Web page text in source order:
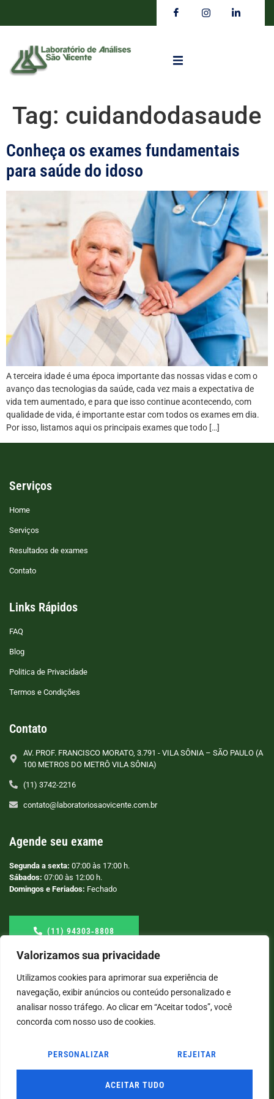
Valorizamos sua privacidade
Utilizamos cookies para aprimorar sua experiência de
navegação, exibir anúncios ou conteúdo personalizado e
analisar nosso tráfego. Ao clicar em “Aceitar todos”, você
concorda com nosso uso de cookies.
PERSONALIZAR REJEITAR
ACEITAR TUDO
Tag: cuidandodasaude
Conheça os exames fundamentais
para saúde do idoso
A terceira idade é uma época importante das nossas vidas e com o
avanço das tecnologias da saúde, cada vez mais a expectativa de
vida tem aumentado, e para que isso continue acontecendo, com
qualidade de vida, é importante estar com todos os exames em dia.
Por isso, listamos aqui os principais exames que todo […]
Serviços
Home
Serviços
Resultados de exames
Contato
Links Rápidos
FAQ
Blog
Politica de Privacidade
Termos e Condições
Contato
AV. PROF. FRANCISCO MORATO, 3.791 - VILA SÔNIA – SÃO PAULO (A
100 METROS DO METRÔ VILA SÔNIA)
(11) 3742-2216
contato@laboratoriosaovicente.com.br
Agende seu exame
Segunda a sexta: 07:00 às 17:00 h.
Sábados: 07:00 às 12:00 h.
Domingos e Feriados: Fechado
(11) 94303‑8808
© COPYRIGHT2026→ LABORATÓRIO SÃO VICENTE → POR: CONEKI - SOLUÇÕES DIGITAIS |